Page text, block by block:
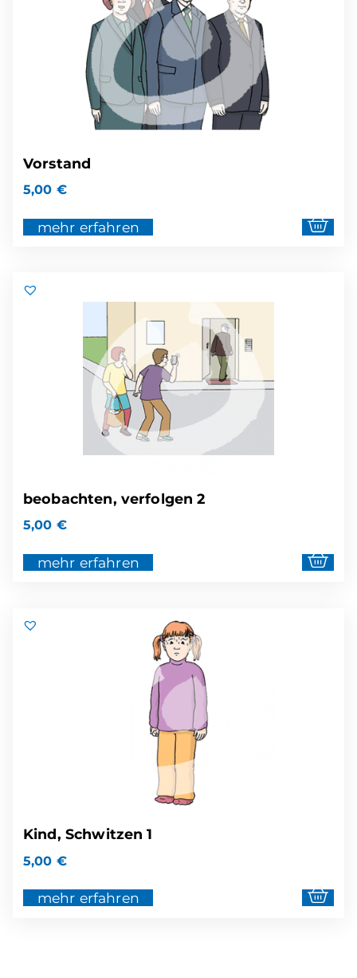
Vorstand
5,00 €
mehr erfahren
beobachten, verfolgen 2
5,00 €
mehr erfahren
Kind, Schwitzen 1
5,00 €
mehr erfahren